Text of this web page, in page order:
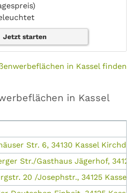
Jetzt starten
in Kassel finden
in Kassel
Str. 6, 34130 Kassel
Str./Gasthaus Jägerhof,
20 /Josephstr., 34125 Kassel